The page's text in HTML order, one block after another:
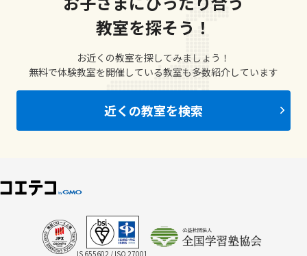
教室を探そう！
お近くの教室を探してみましょう！
無料で体験教室を開催している教室も多数紹介しています
近くの教室を検索
IS 655602 / ISO 27001